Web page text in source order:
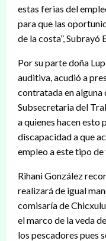
estas ferias del
para que las
de la costa”, Subrayó
Por su parte doña
auditiva, acudió a
contratada en alguna
Subsecretaria del
a quienes hacen esto
discapacidad a que
empleo a este tipo
Rihani González
realizará de igual
comisaría de
el marco de la veda
los pescadores pues